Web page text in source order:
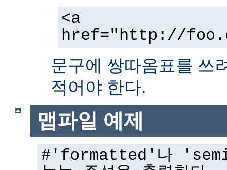
<a
href="http://
문구에 쌍따옴표를 쓰
적어야 한다.
맵파일 예제
#'formatted'나